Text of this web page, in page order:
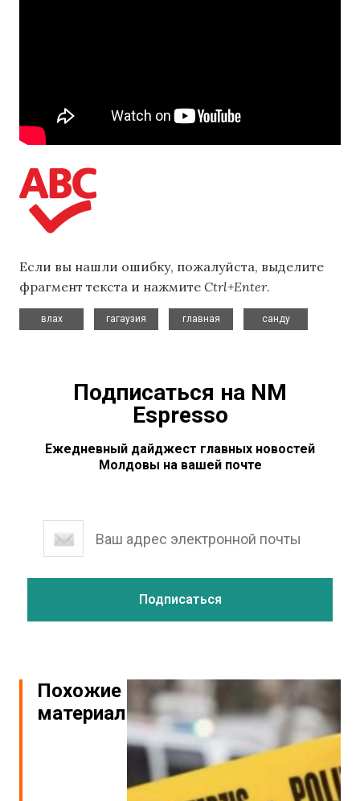
Если вы нашли ошибку, пожалуйста, выделите
фрагмент текста и нажмите Ctrl+Enter.
влах
гагаузия
главная
санду
Подписаться на NM
Espresso
Ежедневный дайджест главных новостей
Молдовы на вашей почте
Похожие
материалы